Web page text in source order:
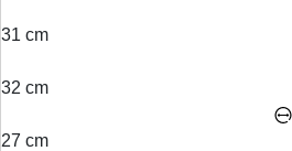
31 cm
32 cm
27 cm